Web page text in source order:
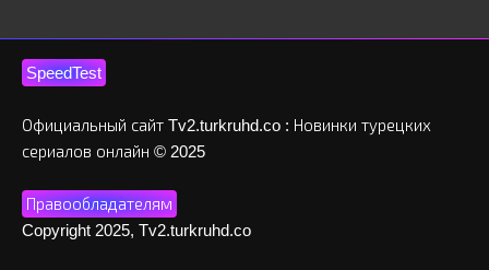
SpeedTest
Официальный сайт Tv2.turkruhd.co : Новинки турецких
сериалов онлайн © 2025
Правообладателям
Copyright 2025, Tv2.turkruhd.co